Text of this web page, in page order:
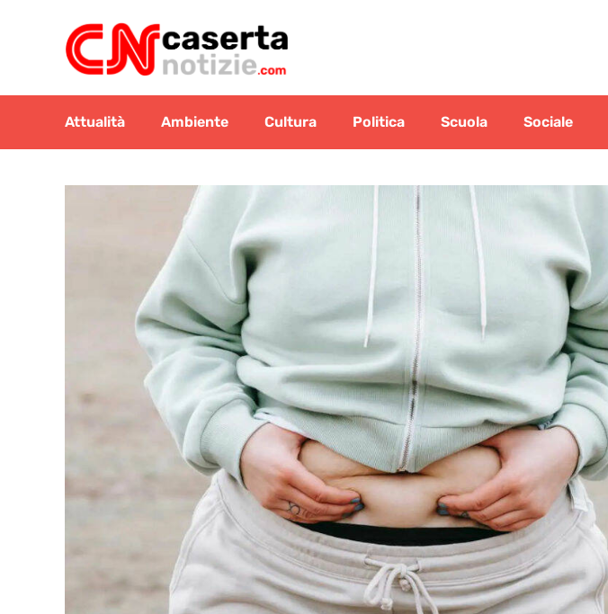
contenuto
Attualità Ambiente Cultura Politica Scuola Sociale